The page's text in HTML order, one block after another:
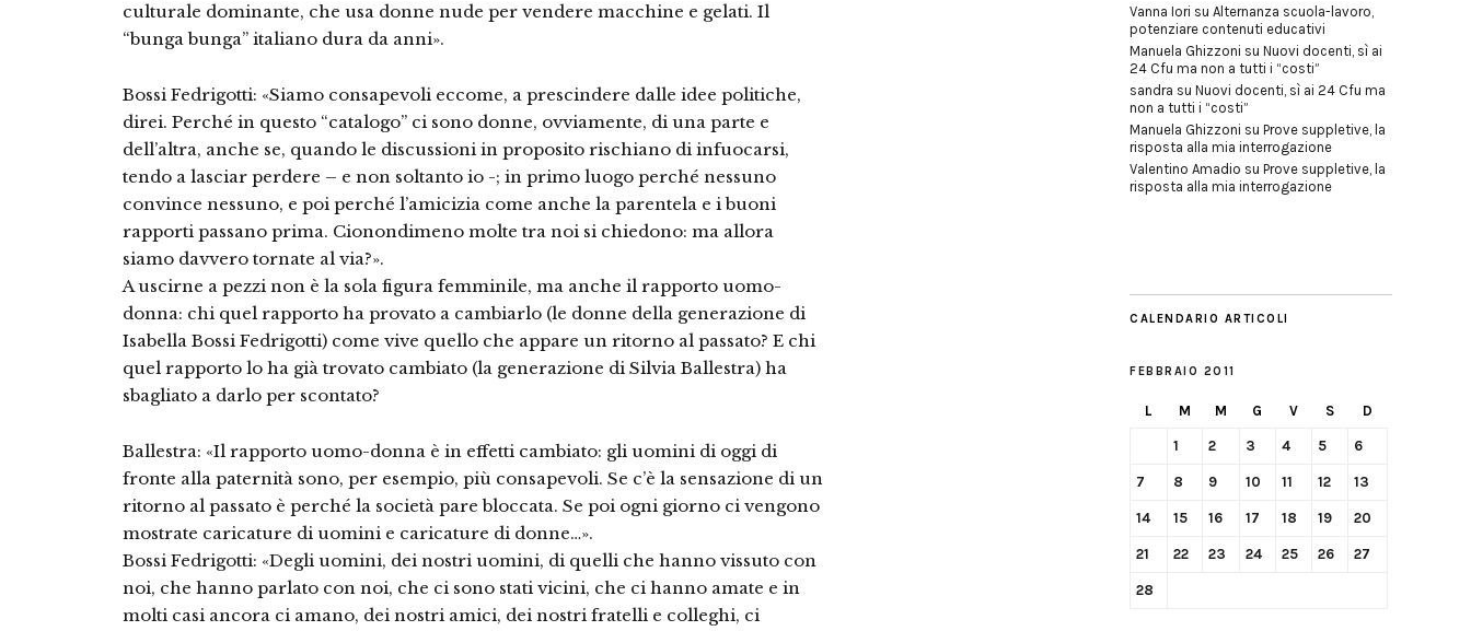
culturale dominante, che usa donne nude per vendere macchine e gelati. Il
“bunga bunga” italiano dura da anni».
Bossi Fedrigotti: «Siamo consapevoli eccome, a prescindere dalle idee politiche,
direi. Perché in questo “catalogo” ci sono donne, ovviamente, di una parte e
dell’altra, anche se, quando le discussioni in proposito rischiano di infuocarsi,
tendo a lasciar perdere – e non soltanto io -; in primo luogo perché nessuno
convince nessuno, e poi perché l’amicizia come anche la parentela e i buoni
rapporti passano prima. Cionondimeno molte tra noi si chiedono: ma allora
siamo davvero tornate al via?».
A uscirne a pezzi non è la sola figura femminile, ma anche il rapporto uomo-
donna: chi quel rapporto ha provato a cambiarlo (le donne della generazione di
Isabella Bossi Fedrigotti) come vive quello che appare un ritorno al passato? E chi
quel rapporto lo ha già trovato cambiato (la generazione di Silvia Ballestra) ha
sbagliato a darlo per scontato?
Ballestra: «Il rapporto uomo-donna è in effetti cambiato: gli uomini di oggi di
fronte alla paternità sono, per esempio, più consapevoli. Se c’è la sensazione di un
ritorno al passato è perché la società pare bloccata. Se poi ogni giorno ci vengono
mostrate caricature di uomini e caricature di donne…».
Bossi Fedrigotti: «Degli uomini, dei nostri uomini, di quelli che hanno vissuto con
noi, che hanno parlato con noi, che ci sono stati vicini, che ci hanno amate e in
molti casi ancora ci amano, dei nostri amici, dei nostri fratelli e colleghi, ci
Vanna Iori su Alternanza scuola-lavoro,
potenziare contenuti educativi
Manuela Ghizzoni su Nuovi docenti, sì ai
24 Cfu ma non a tutti i “costi”
sandra su Nuovi docenti, sì ai 24 Cfu ma
non a tutti i “costi”
Manuela Ghizzoni su Prove suppletive, la
risposta alla mia interrogazione
Valentino Amadio su Prove suppletive, la
risposta alla mia interrogazione
CALENDARIO ARTICOLI
FEBBRAIO 2011
L M M G V S D
1 2 3 4 5 6
7 8 9 10 11 12 13
14 15 16 17 18 19 20
21 22 23 24 25 26 27
28